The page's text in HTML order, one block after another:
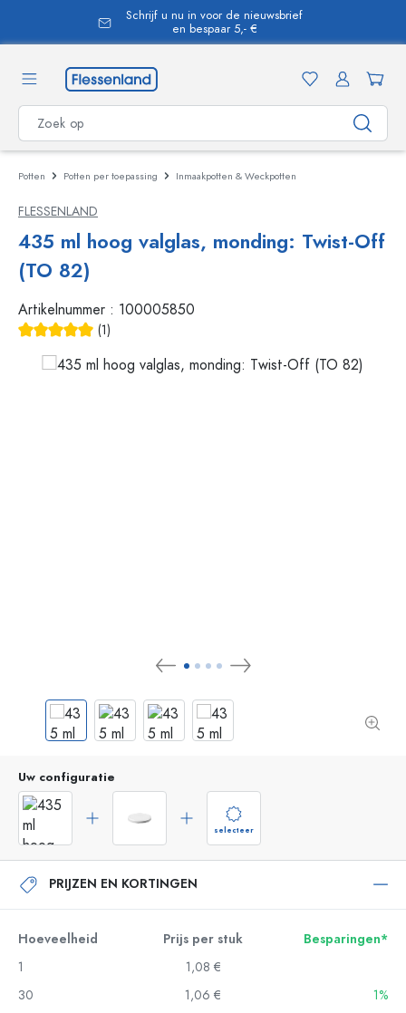
Schrijf u nu in voor de nieuwsbrief
en bespaar 5,- €
Potten Potten per toepassing Inmaakpotten & Weckpotten
FLESSENLAND
435 ml hoog valglas, monding: Twist-Off
(TO 82)
Artikelnummer : 100005850
(1)
Uw configuratie
selecteer
PRIJZEN EN KORTINGEN
Hoeveelheid Prijs per stuk
Besparingen*
1
1,08 €
30
1,06 €
1%